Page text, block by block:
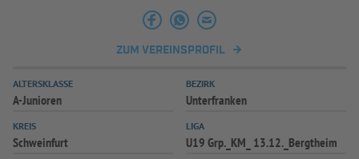
INFOTHEK SPIELPLUS
ZUM VEREINSPROFIL
ALTERSKLASSE
A-Junioren
BEZIRK
Unterfranken
KREIS
Schweinfurt
LIGA
U19 Grp._KM_ 13.12._Bergtheim